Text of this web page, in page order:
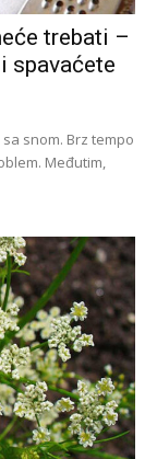
trebati –
spavaćete
snom. Brz tempo
Međutim,